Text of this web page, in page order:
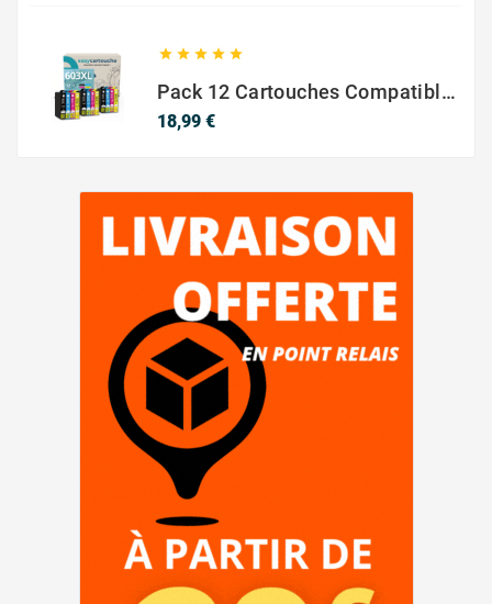
    
Pack 12 Cartouches Compatible EPSON 603XL
18,99 €Prix